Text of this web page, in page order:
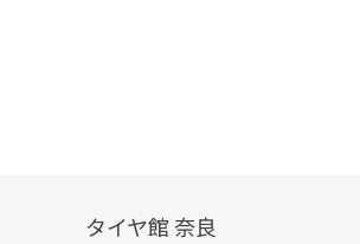
タイヤ館 奈良